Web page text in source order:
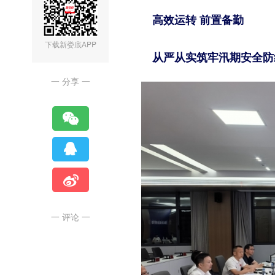
下载新娄底APP
一 分享 一
一 评论 一
高效运转 前置备勤
从严从实筑牢汛期安全